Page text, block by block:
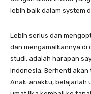
lebih baik dalam system
Lebih serius dan
dan mengamalkannya di
studi, adalah harapan
Indonesia. Berhenti akan
Anak-anakku, belajarlah